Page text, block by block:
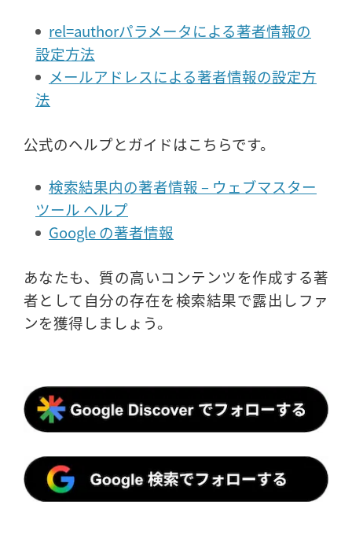
rel=authorパラメータによる著者情報の
設定方法
メールアドレスによる著者情報の設定方
法
公式のヘルプとガイドはこちらです。
検索結果内の著者情報 – ウェブマスター
ツール ヘルプ
Google の著者情報
あなたも、質の高いコンテンツを作成する著
者として自分の存在を検索結果で露出しファ
ンを獲得しましょう。